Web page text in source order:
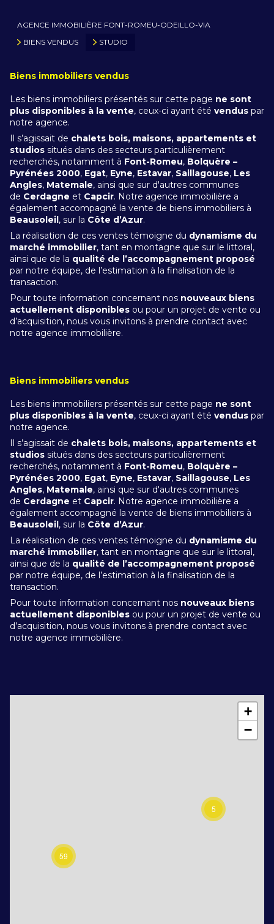
AGENCE IMMOBILIÈRE FONT-ROMEU-ODEILLO-VIA
BIENS VENDUS
STUDIO
Biens immobiliers vendus
Les biens immobiliers présentés sur cette page ne sont
plus disponibles à la vente, ceux-ci ayant été vendus par
notre agence.
Il s’agissait de chalets bois, maisons, appartements et
studios situés dans des secteurs particulièrement
recherchés, notamment à Font-Romeu, Bolquère –
Pyrénées 2000, Egat, Eyne, Estavar, Saillagouse, Les
Angles, Matemale, ainsi que sur d'autres communes
de Cerdagne et Capcir. Notre agence immobilière a
également accompagné la vente de biens immobiliers à
Beausoleil, sur la Côte d’Azur.
La réalisation de ces ventes témoigne du dynamisme du
marché immobilier, tant en montagne que sur le littoral,
ainsi que de la qualité de l’accompagnement proposé
par notre équipe, de l’estimation à la finalisation de la
transaction.
Pour toute information concernant nos nouveaux biens
actuellement disponibles ou pour un projet de vente ou
d’acquisition, nous vous invitons à prendre contact avec
notre agence immobilière.
Biens immobiliers vendus
Les biens immobiliers présentés sur cette page ne sont
plus disponibles à la vente, ceux-ci ayant été vendus par
notre agence.
Il s’agissait de chalets bois, maisons, appartements et
studios situés dans des secteurs particulièrement
recherchés, notamment à Font-Romeu, Bolquère –
Pyrénées 2000, Egat, Eyne, Estavar, Saillagouse, Les
Angles, Matemale, ainsi que sur d'autres communes
de Cerdagne et Capcir. Notre agence immobilière a
également accompagné la vente de biens immobiliers à
Beausoleil, sur la Côte d’Azur.
La réalisation de ces ventes témoigne du dynamisme du
marché immobilier, tant en montagne que sur le littoral,
ainsi que de la qualité de l’accompagnement proposé
par notre équipe, de l’estimation à la finalisation de la
transaction.
Pour toute information concernant nos nouveaux biens
actuellement disponibles ou pour un projet de vente ou
d’acquisition, nous vous invitons à prendre contact avec
notre agence immobilière.
5
59
+
−